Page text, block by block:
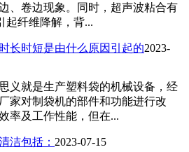
、卷边现象。同时，超声波粘合有
起纤维降解，背...
长时短是由什么原因引起的2023-
义就是生产塑料袋的机械设备，经
家对制袋机的部件和功能进行改
率及工作性能，但在...
洁包括： 2023-07-15